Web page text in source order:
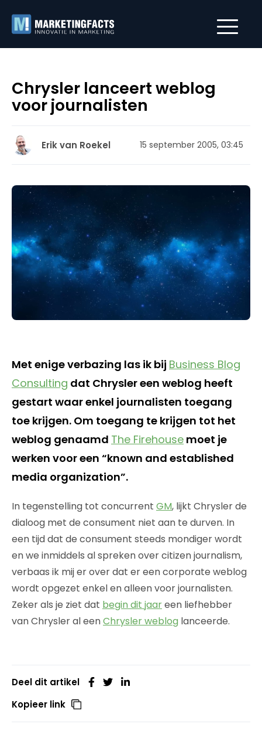
Chrysler lanceert weblog
voor journalisten
Erik van Roekel 15 september 2005, 03:45
Met enige verbazing las ik bij Business Blog
Consulting dat Chrysler een weblog heeft
gestart waar enkel journalisten toegang
toe krijgen. Om toegang te krijgen tot het
weblog genaamd The Firehouse moet je
werken voor een “known and established
media organization”.
In tegenstelling tot concurrent GM, lijkt Chrysler de
dialoog met de consument niet aan te durven. In
een tijd dat de consument steeds mondiger wordt
en we inmiddels al spreken over citizen journalism,
verbaas ik mij er over dat er een corporate weblog
wordt opgezet enkel en alleen voor journalisten.
Zeker als je ziet dat begin dit jaareen liefhebber
van Chrysler al eenChrysler weblog lanceerde.
Deel dit artikel
Kopieer link